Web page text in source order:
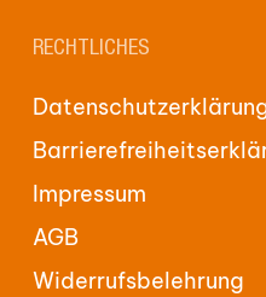
RECHTLICHES
Impressum
AGB
Widerrufsbelehrung